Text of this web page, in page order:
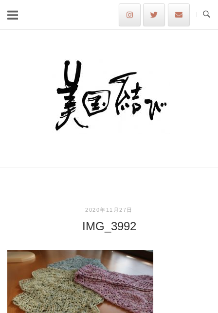
Home
2020年11月27日
IMG_3992